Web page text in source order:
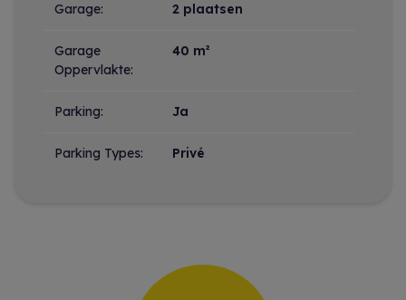
Garage: 2 plaatsen
Garage
Oppervlakte:
40 m²
Parking: Ja
Parking Types: Privé